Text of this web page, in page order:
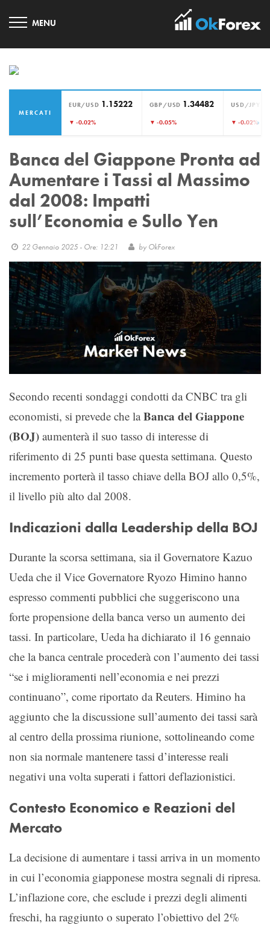
MERCATI
EUR/USD 1.15222
▼ -0.02%
GBP/USD 1.34482
▼ -0.05%
USD/JPY
▼ -0.02%›
Banca del Giappone Pronta ad
Aumentare i Tassi al Massimo
dal 2008: Impatti
sull’Economia e Sullo Yen
22 Gennaio 2025 - Ore: 12:21 by OkForex
Secondo recenti sondaggi condotti da CNBC tra gli
economisti, si prevede che laBanca del Giappone
(BOJ) aumenterà il suo tasso di interesse di
riferimento di 25 punti base questa settimana. Questo
incremento porterà il tasso chiave della BOJ allo 0,5%,
il livello più alto dal 2008.
Indicazioni dalla Leadership della BOJ
Durante la scorsa settimana, sia il Governatore Kazuo
Ueda che il Vice Governatore Ryozo Himino hanno
espresso commenti pubblici che suggeriscono una
forte propensione della banca verso un aumento dei
tassi. In particolare, Ueda ha dichiarato il 16 gennaio
che la banca centrale procederà con l’aumento dei tassi
“se i miglioramenti nell’economia e nei prezzi
continuano”, come riportato da Reuters. Himino ha
aggiunto che la discussione sull’aumento dei tassi sarà
al centro della prossima riunione, sottolineando come
non sia normale mantenere tassi d’interesse reali
negativi una volta superati i fattori deflazionistici.
Contesto Economico e Reazioni del
Mercato
La decisione di aumentare i tassi arriva in un momento
in cui l’economia giapponese mostra segnali di ripresa.
L’inflazione core, che esclude i prezzi degli alimenti
freschi, ha raggiunto o superato l’obiettivo del 2%